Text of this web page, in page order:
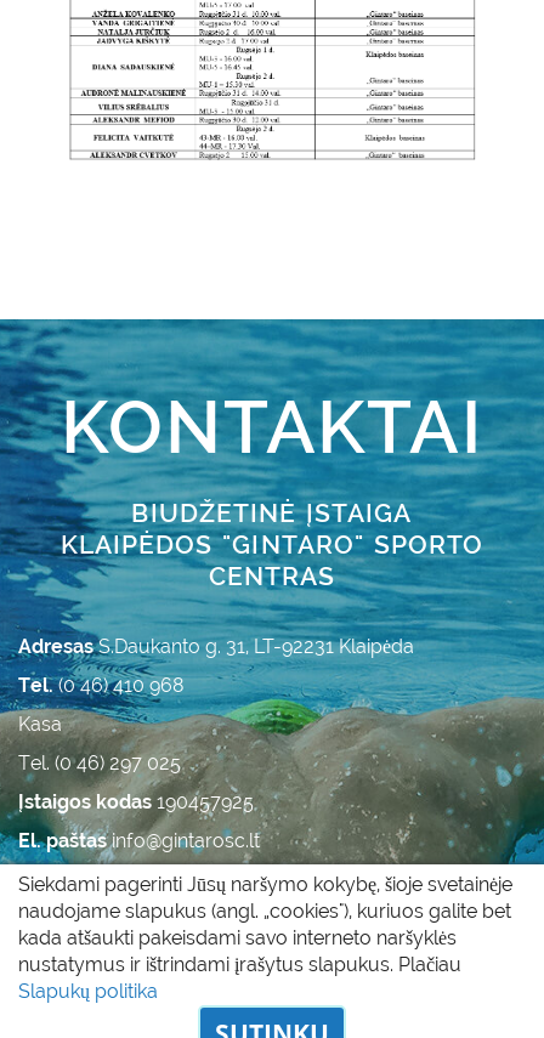
Siekdami pagerinti Jūsų naršymo kokybę, šioje svetainėje
naudojame slapukus (angl. „cookies"), kuriuos galite bet
kada atšaukti pakeisdami savo interneto naršyklės
nustatymus ir ištrindami įrašytus slapukus. Plačiau
Slapukų politika
KONTAKTAI
BIUDŽETINĖ ĮSTAIGA
KLAIPĖDOS "GINTARO" SPORTO
CENTRAS
AdresasS.Daukanto g. 31, LT-92231 Klaipėda
Tel.(0 46) 410 968
Kasa
Tel. (0 46) 297 025
Įstaigos kodas 190457925
El. paštasinfo@gintarosc.lt
Duomenys kaupiami ir saugomi Juridinių asmenų
registre.
Visos teisės saugomos © 2011 - 2017 |Slapukų politika
Privatumo politika